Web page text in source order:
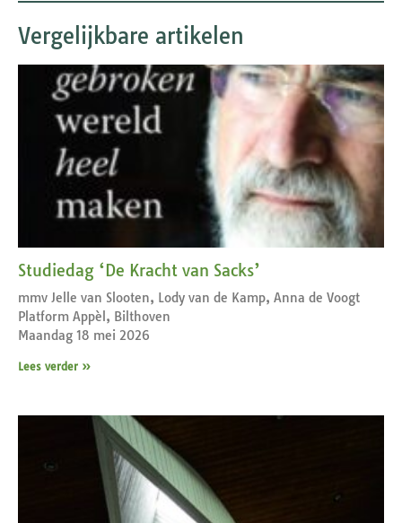
Vergelijkbare artikelen
Studiedag ‘De Kracht van Sacks’
mmv Jelle van Slooten, Lody van de Kamp, Anna de Voogt
Platform Appèl, Bilthoven
Maandag 18 mei 2026
Lees verder »